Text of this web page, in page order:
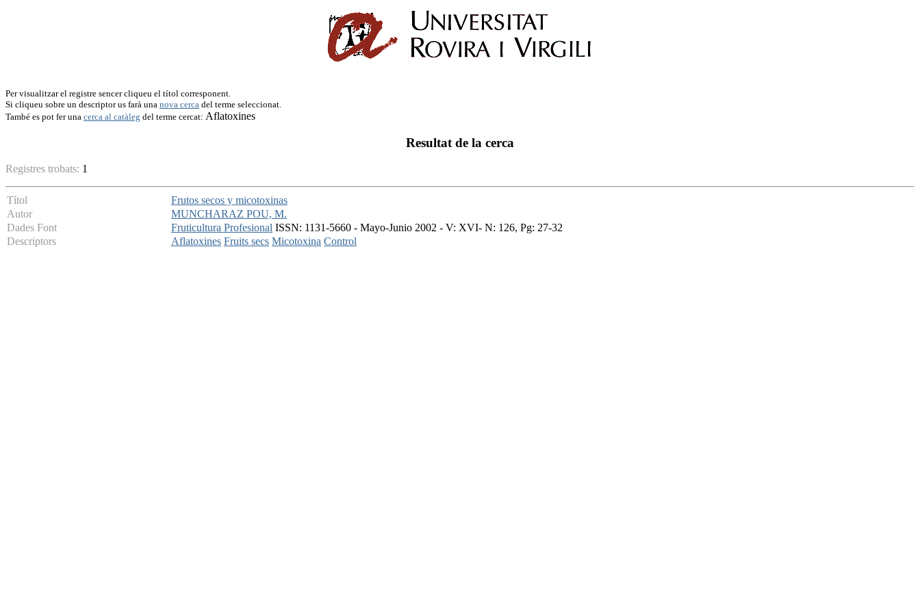
Per visualitzar el registre sencer cliqueu el títol corresponent.
Si cliqueu sobre un descriptor us farà una nova cerca del terme seleccionat.
També es pot fer una cerca al catàleg del terme cercat: Aflatoxines
Resultat de la cerca
Registres trobats: 1
Títol
Frutos secos y micotoxinas
Autor
MUNCHARAZ POU, M.
Dades Font
Fruticultura Profesional ISSN: 1131-5660 - Mayo-Junio 2002 - V: XVI- N: 126, Pg: 27-32
Descriptors
Aflatoxines Fruits secs Micotoxina Control